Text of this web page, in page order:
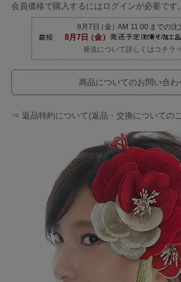
会員価格で購入するにはログインが必要です。
発送について詳しくはコチラ
商品についてのお問い合わ
⇒ 返品特約について(返品・交換についての